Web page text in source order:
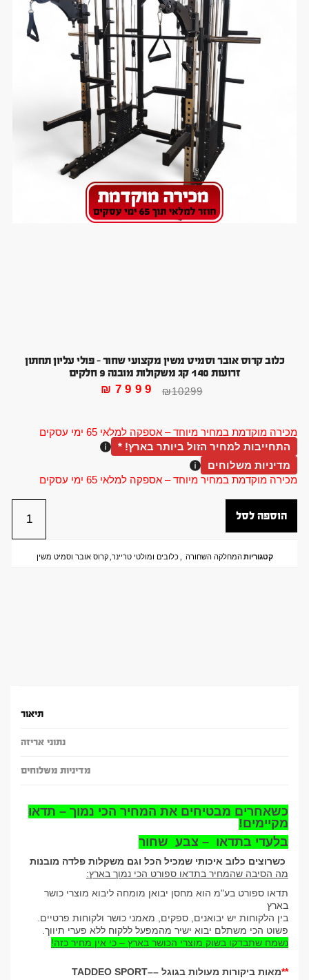
מכירה מוקדמת במחיר מיוחד – אספקה למלאי 65 ימי עסקים
כלוב קרוס אובר וסמיט משין מקצועי שחור – פולי עליון תחתון
זרועות 140 קג משקולות מובנה 9 חלקים
₪10299
₪ 7999
התחייבות למחיר הזול ביותר בארץ! *
מדיניות משלוחים
מכירה מוקדמת במחיר מיוחד – אספקה למלאי 65 ימי עסקים
הוספה לסל
קטגוריות המחלקה השחורה ,כלובים ומולטי טריינר,קרוס אובר וסמיט משין
תיאור
נתוני אריזה
מדיניות משלוחים
כשאחרים מבטיחים את המחיר הכי נמוך – תדאו
מקיימים!
בלעדי בתדאו – צבע שחור
מה הסיבה שהמחיר בתדאו ספורט הכי נמוך בארץ:
תדאו ספורט בע"מ הוא מחסן יבואן מומחה ליבוא מוצרי כושר
בארץ
בין הלקוחות יש יבואנים, ספקים, מאמני כושר ולקוחות פרטיים.
פשוט הכי משתלם יבוא ישיר מהמפעל ללקוח ללא פערי תיווך.
נשמח שתבדקו בשוק מוצרי הכושר בארץ – כי אין מחיר כזה!
**מאות ביקורות מעולות בגוגל–
–
TADDEO SPORT